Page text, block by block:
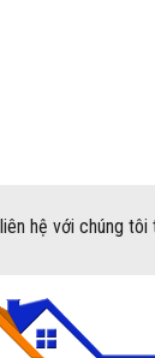
hệ với chúng